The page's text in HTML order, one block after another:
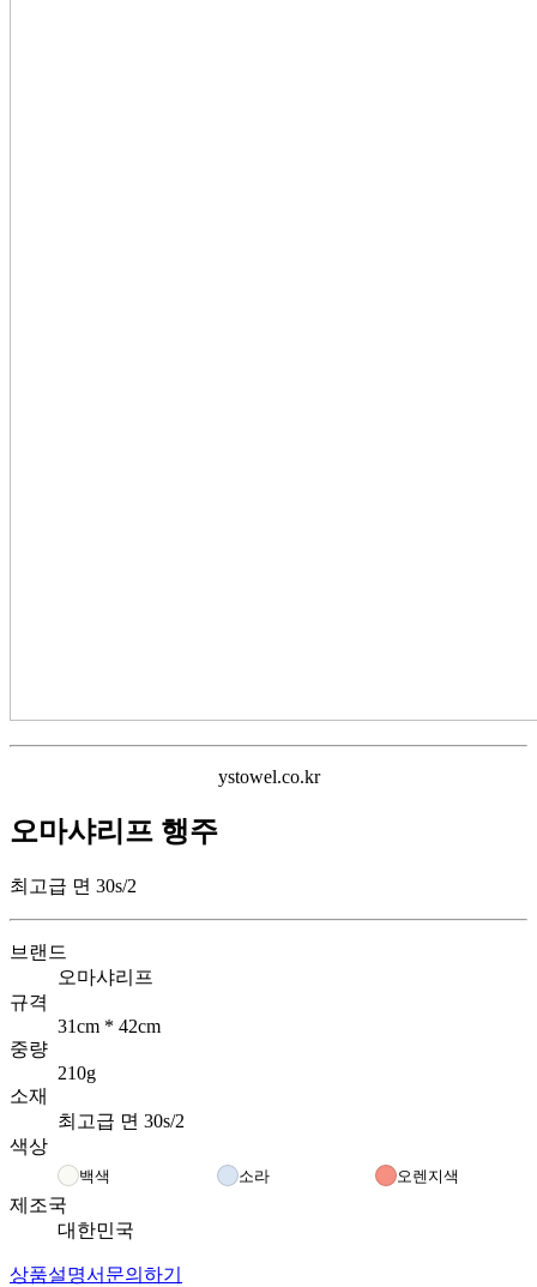
ystowel.co.kr
오마샤리프 행주
최고급 면 30s/2
브랜드
오마샤리프
규격
31cm * 42cm
중량
210g
소재
최고급 면 30s/2
색상
백색 소라 오렌지색
제조국
대한민국
상품설명서 문의하기